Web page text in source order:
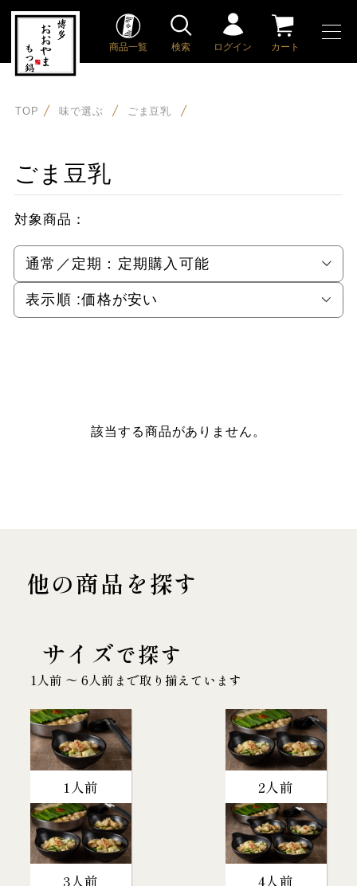
商品一覧 検索 ログイン カート
TOP 味で選ぶ ごま豆乳
ごま豆乳
対象商品：
通常／定期： 定期購入可能
表示順 :価格が安い
該当する商品がありません。
他の商品を探す
サイズで探す
1人前 〜 6人前まで取り揃えています
1人前 2人前
3人前 4人前